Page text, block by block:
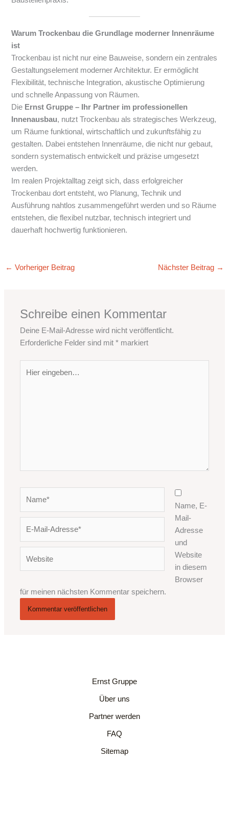
Warum Trockenbau die Grundlage moderner Innenräume
ist
Trockenbau ist nicht nur eine Bauweise, sondern ein zentrales
Gestaltungselement moderner Architektur. Er ermöglicht
Flexibilität, technische Integration, akustische Optimierung
und schnelle Anpassung von Räumen.
Die Ernst Gruppe – Ihr Partner im professionellen
Innenausbau, nutzt Trockenbau als strategisches Werkzeug,
um Räume funktional, wirtschaftlich und zukunftsfähig zu
gestalten. Dabei entstehen Innenräume, die nicht nur gebaut,
sondern systematisch entwickelt und präzise umgesetzt
werden.
Im realen Projektalltag zeigt sich, dass erfolgreicher
Trockenbau dort entsteht, wo Planung, Technik und
Ausführung nahtlos zusammengeführt werden und so Räume
entstehen, die flexibel nutzbar, technisch integriert und
dauerhaft hochwertig funktionieren.
← Vorheriger Beitrag Nächster Beitrag →
Schreibe einen Kommentar
Deine E-Mail-Adresse wird nicht veröffentlicht.
Erforderliche Felder sind mit* markiert
eingeben…
Adresse*
Name, E-
Mail-
Adresse
und
Website
in diesem
Browser
für meinen nächsten Kommentar speichern.
Ernst Gruppe
Über uns
Partner werden
FAQ
Sitemap